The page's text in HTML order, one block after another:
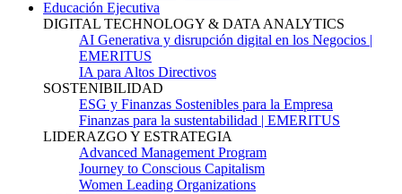
Educación Ejecutiva
DIGITAL TECHNOLOGY & DATA ANALYTICS
AI Generativa y disrupción digital en los Negocios |
EMERITUS
IA para Altos Directivos
SOSTENIBILIDAD
ESG y Finanzas Sostenibles para la Empresa
Finanzas para la sustentabilidad | EMERITUS
LIDERAZGO Y ESTRATEGIA
Advanced Management Program
Journey to Conscious Capitalism
Women Leading Organizations